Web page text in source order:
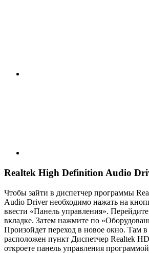
Realtek High Definition Audio
Чтобы зайти в диспетчер программы
Audio Driver необходимо нажать на
ввести «Панель управления».
вкладке. Затем нажмите по
Произойдет переход в новое окно. Там
расположен пункт Диспетчер Realtek
откроете панель управления